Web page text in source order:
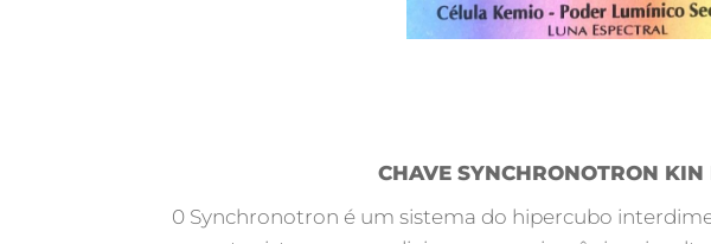
CHAVE SYNCHRONOTRON KIN
0 Synchronotron é um sistema do hipercubo